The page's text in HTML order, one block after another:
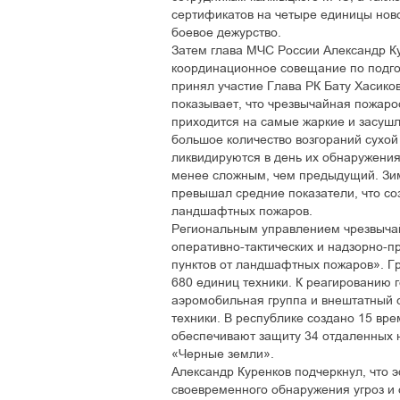
сертификатов на четыре единицы
боевое дежурство.
Затем глава МЧС России Александр
координационное совещание по
принял участие Глава РК Бату
показывает, что чрезвычайная
приходится на самые жаркие и
большое количество возгораний
ликвидируются в день их
менее сложным, чем предыдущий.
превышал средние показатели, что
ландшафтных пожаров.
Региональным управлением
оперативно-тактических и
пунктов от ландшафтных пожаров».
680 единиц техники. К реагированию
аэромобильная группа и внештатный
техники. В республике создано 15
обеспечивают защиту 34 отдаленных
«Черные земли».
Александр Куренков подчеркнул, что
своевременного обнаружения угроз